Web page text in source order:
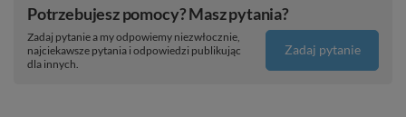
Potrzebujesz pomocy? Masz pytania?
Zadaj pytanie a my odpowiemy niezwłocznie,
najciekawsze pytania i odpowiedzi publikując
dla innych.
Zadaj pytanie